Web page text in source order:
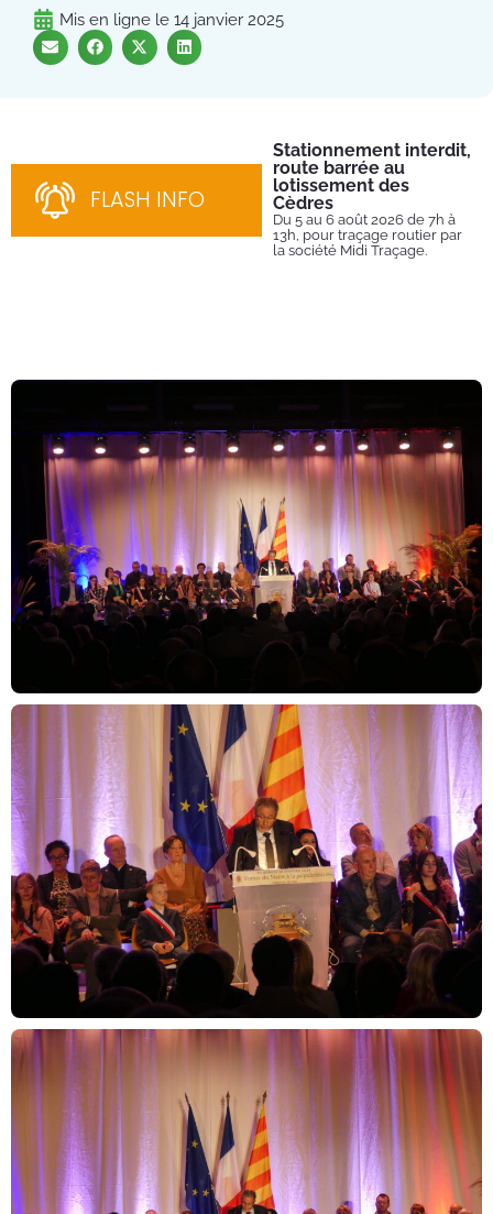
Mis en ligne le 14 janvier 2025
FLASH INFO
Stationnement interdit,
route barrée au
lotissement des
Cèdres
Du 5 au 6 août 2026 de 7h à
13h, pour traçage routier par
la société Midi Traçage.